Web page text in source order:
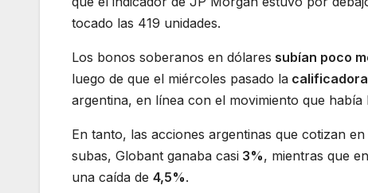
tocado las 419 unidades.
Los bonos soberanos en dólares subían poco
luego de que el miércoles pasado la calificadora
argentina, en línea con el movimiento que
En tanto, las acciones argentinas que cotizan
subas, Globant ganaba casi 3%, mientras que
una caída de 4,5%.